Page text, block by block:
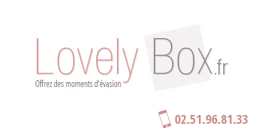
02.51.96.81.33